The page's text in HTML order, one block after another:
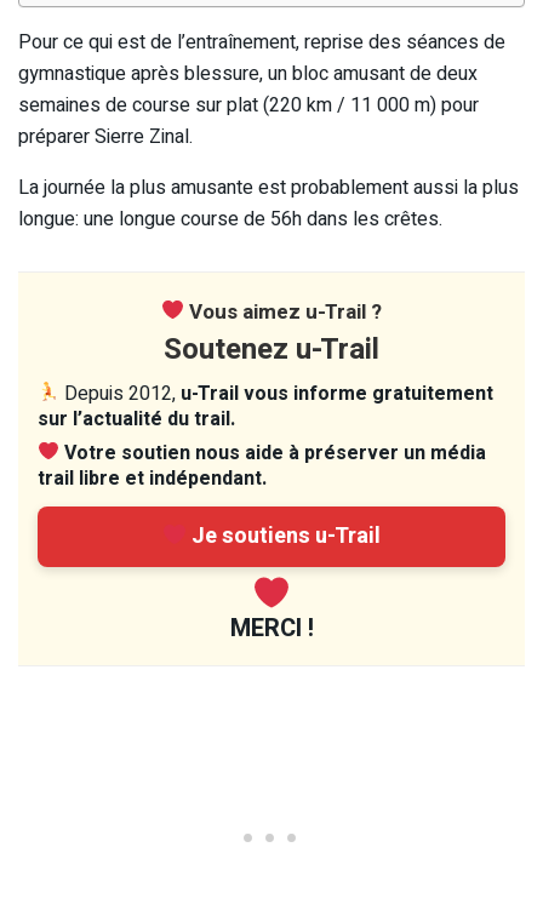
Pour ce qui est de l’entraînement, reprise des séances de
gymnastique après blessure, un bloc amusant de deux
semaines de course sur plat (220 km / 11 000 m) pour
préparer Sierre Zinal.
La journée la plus amusante est probablement aussi la plus
longue: une longue course de 56h dans les crêtes.
Vous aimez u-Trail ?
Soutenez u-Trail
Depuis 2012, u-Trail vous informe gratuitement
sur l’actualité du trail.
Votre soutien nous aide à préserver un média
trail libre et indépendant.
Je soutiens u-Trail
MERCI !